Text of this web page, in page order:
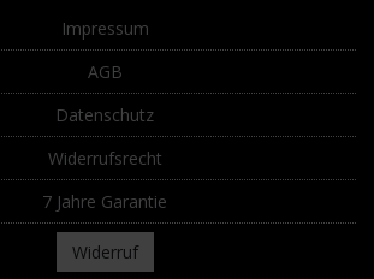
Impressum
AGB
Datenschutz
Widerrufsrecht
7 Jahre Garantie
Widerruf